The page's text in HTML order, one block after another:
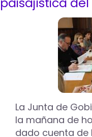
el
contrato
ejecución
asfaltado
de
calles
y
La Junta de
la mañana de
dado cuenta de